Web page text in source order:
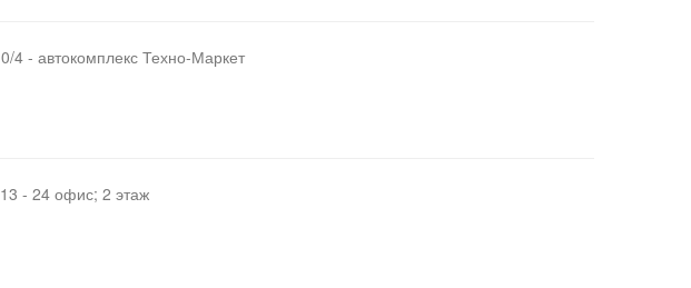
4 - автокомплекс Техно-Маркет
- 24 офис; 2 этаж